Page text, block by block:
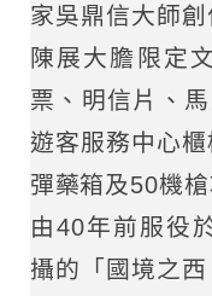
家吳鼎信大師
陳展大膽限定
票、明信片、
遊客服務中心
彈藥箱及50機
由40年前服役
攝的「國境之